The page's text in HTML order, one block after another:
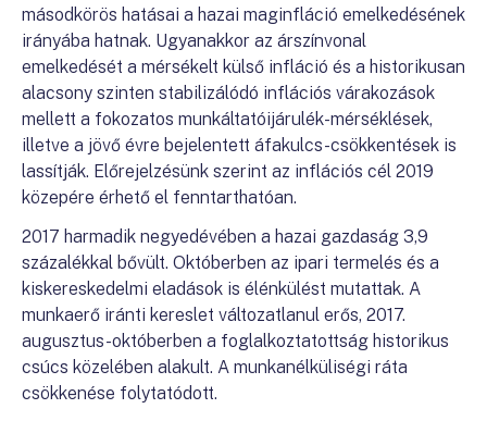
másodkörös hatásai a hazai maginfláció emelkedésének
irányába hatnak. Ugyanakkor az árszínvonal
emelkedését a mérsékelt külső infláció és a historikusan
alacsony szinten stabilizálódó inflációs várakozások
mellett a fokozatos munkáltatóijárulék-mérséklések,
illetve a jövő évre bejelentett áfakulcs-csökkentések is
lassítják. Előrejelzésünk szerint az inflációs cél 2019
közepére érhető el fenntarthatóan.
2017 harmadik negyedévében a hazai gazdaság 3,9
százalékkal bővült. Októberben az ipari termelés és a
kiskereskedelmi eladások is élénkülést mutattak. A
munkaerő iránti kereslet változatlanul erős, 2017.
augusztus-októberben a foglalkoztatottság historikus
csúcs közelében alakult. A munkanélküliségi ráta
csökkenése folytatódott.